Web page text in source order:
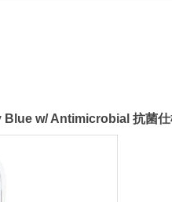
Blue w/ Antimicrobial 抗菌